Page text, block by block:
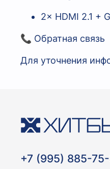
2× HDMI 2.1 +
📞 Обратная связь
Для уточнения
+7 (995) 885-